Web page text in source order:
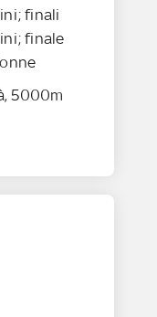
finali
finale
5000m